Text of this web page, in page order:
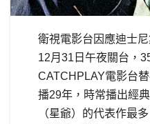
衛視電影台因應迪士
12月31日午夜關台，
CATCHPLAY電影台
播29年，時常播出經
（星爺）的代表作最